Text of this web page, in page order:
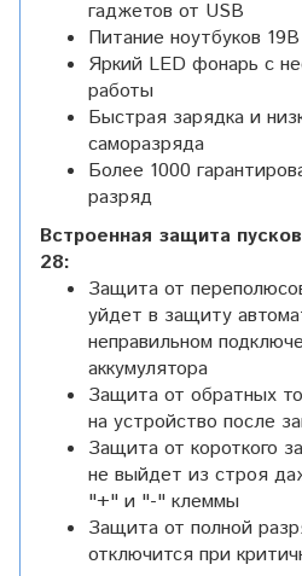
гаджетов от USB
Питание ноутбуков
Яркий LED фонарь с
работы
Быстрая зарядка и
саморазряда
Более 1000
разряд
Встроенная защита
28:
Защита от
уйдет в защиту
неправильном
аккумулятора
Защита от обратных
на устройство после
Защита от короткого
не выйдет из строя
"+" и "-" клеммы
Защита от полной
отключится при